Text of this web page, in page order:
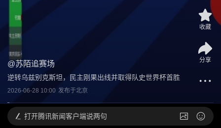
@苏陌追赛场
逆转乌兹别克斯坦，民主刚果出线并取得队史世界杯首胜
2026-06-28 10:00 发布于北京
收藏
分享
打开腾讯新闻客户端说两句